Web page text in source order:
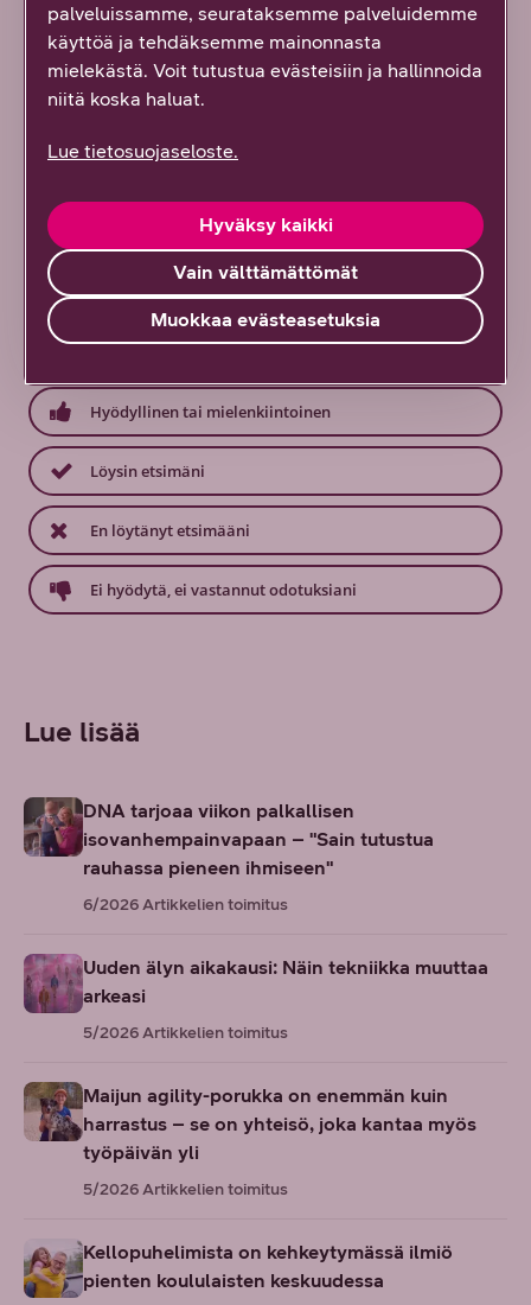
Mitä mieltä olit tästä sisällöstä?
Palautteesi on tärkeää!
vastausta
Hyödyllinen tai mielenkiintoinen
Löysin etsimäni
En löytänyt etsimääni
Ei hyödytä, ei vastannut odotuksiani
Lue lisää
DNA tarjoaa viikon palkallisen
isovanhempainvapaan – "Sain tutustua
rauhassa pieneen ihmiseen"
6/2026Artikkelien toimitus
Uuden älyn aikakausi: Näin tekniikka muuttaa
arkeasi
5/2026Artikkelien toimitus
Maijun agility-porukka on enemmän kuin
harrastus – se on yhteisö, joka kantaa myös
työpäivän yli
5/2026Artikkelien toimitus
Kellopuhelimista on kehkeytymässä ilmiö
pienten koululaisten keskuudessa
palveluissamme, seurataksemme palveluidemme
käyttöä ja tehdäksemme mainonnasta
mielekästä. Voit tutustua evästeisiin ja hallinnoida
niitä koska haluat.
Lue tietosuojaseloste.
Vain välttämättömät
Hyväksy kaikki
Muokkaa evästeasetuksia